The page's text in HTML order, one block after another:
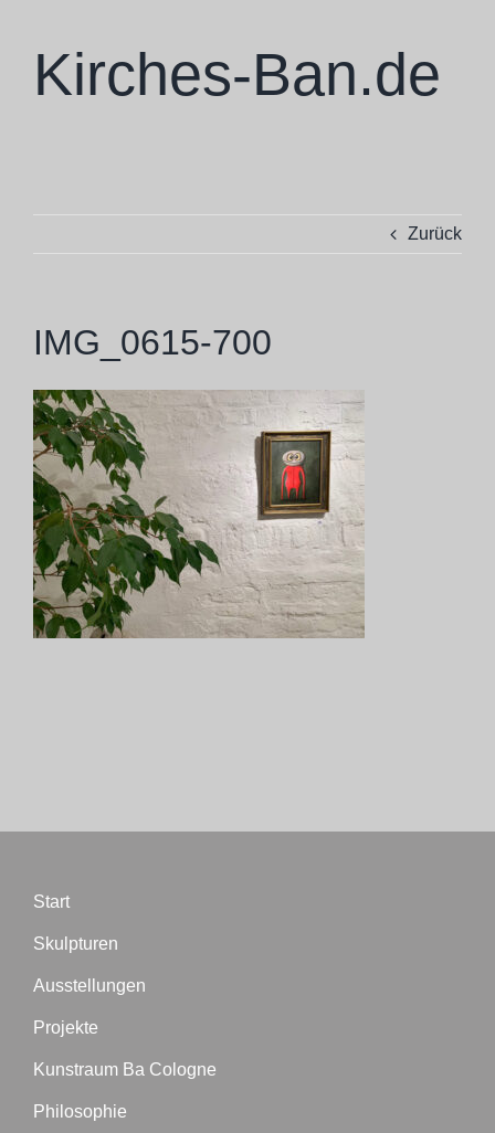
springenKirches-Ban.de
Zurück
IMG_0615-700
Start
Skulpturen
Ausstellungen
Projekte
Kunstraum Ba Cologne
Philosophie